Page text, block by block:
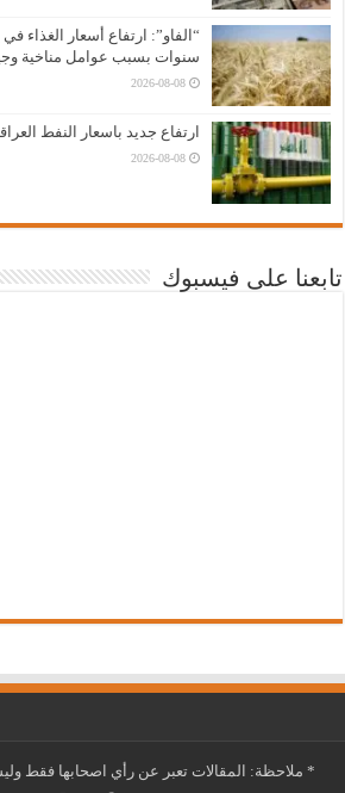
سنوات بسبب عوامل مناخية
2026-08-08
ارتفاع جديد باسعار النفط
2026-08-08
تابعنا على فيسبوك
* ملاحظة: المقالات تعبر عن رأي اصحابها فقط